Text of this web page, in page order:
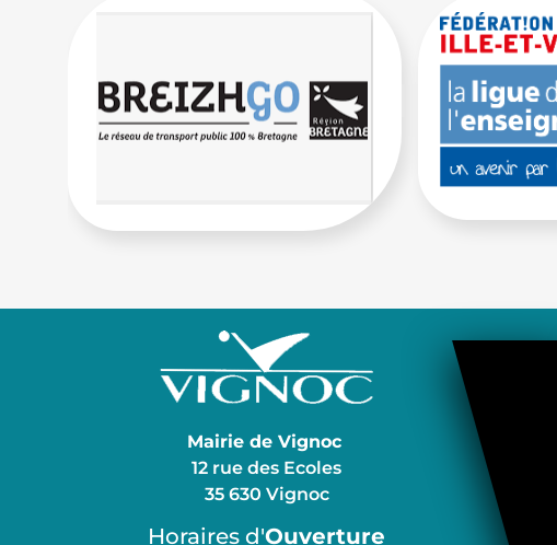
Mairie de Vignoc
12 rue des Ecoles
35 630 Vignoc
Horaires d'Ouverture